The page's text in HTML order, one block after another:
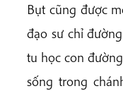
Bụt cũng được
đạo sư chỉ
tu học con
sống trong